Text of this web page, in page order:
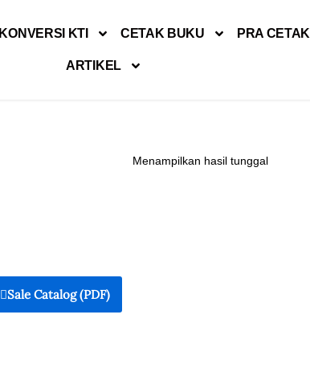
KONVERSI KTI CETAK BUKU PRA CETAK
ARTIKEL
Menampilkan hasil tunggal
Sale Catalog (PDF)